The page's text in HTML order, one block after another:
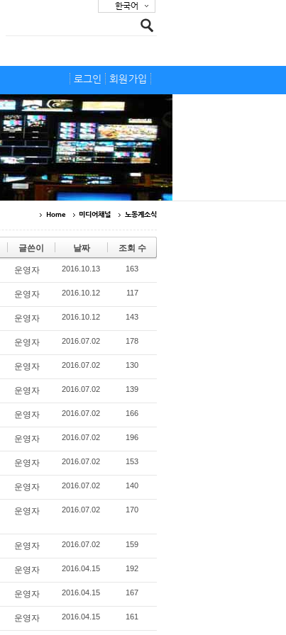
한국어
회원가입
로그인
Home 미디어채널 노동계소식
글쓴이 날짜 조회 수
운영자 2016.10.13 163
운영자 2016.10.12 117
운영자 2016.10.12 143
운영자 2016.07.02 178
운영자 2016.07.02 130
운영자 2016.07.02 139
운영자 2016.07.02 166
운영자 2016.07.02 196
운영자 2016.07.02 153
운영자 2016.07.02 140
운영자 2016.07.02 170
운영자 2016.07.02 159
운영자 2016.04.15 192
운영자 2016.04.15 167
운영자 2016.04.15 161